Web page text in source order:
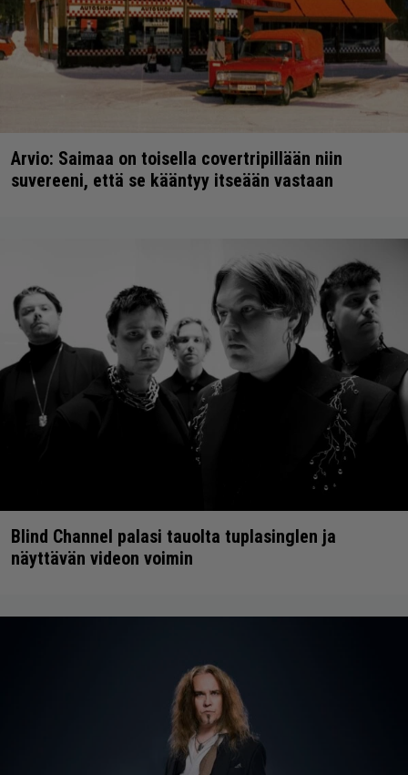
Arvio: Saimaa on toisella covertripillään niin
suvereeni, että se kääntyy itseään vastaan
Blind Channel palasi tauolta tuplasinglen ja
näyttävän videon voimin